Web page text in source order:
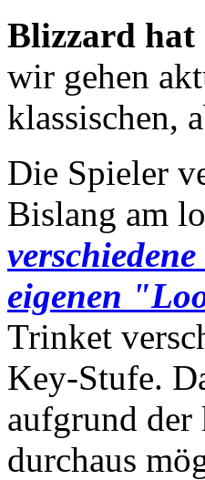
Blizzard hat
wir gehen
klassischen,
Die Spieler
Bislang am
eigenen
Trinket
Key-Stufe.
aufgrund der
durchaus